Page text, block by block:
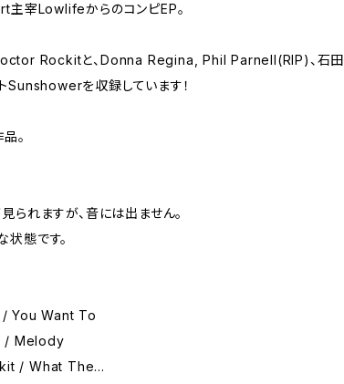
宰LowlifeからのコンピEP。
Rockitと、Donna Regina, Phil Parnell(RIP)、石田
Sunshowerを収録しています！
。
られますが、音には出ません。
状態です。
You Want To
/ Melody
/ What The...